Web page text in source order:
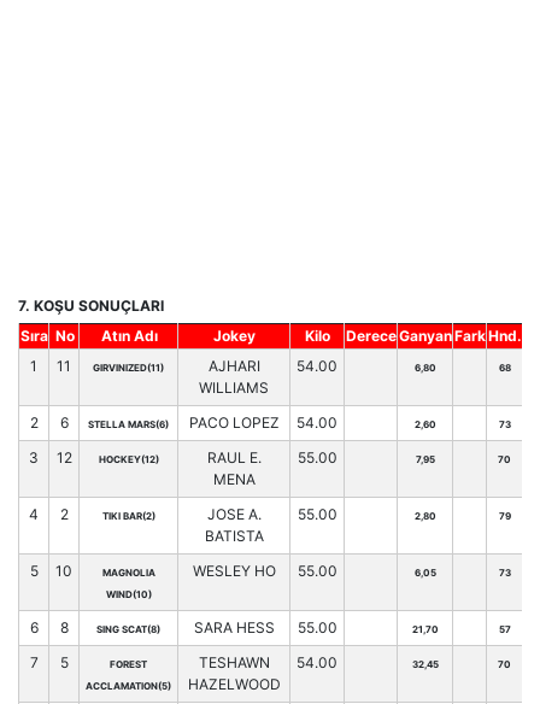
7. KOŞU SONUÇLARI
Sıra No Atın Adı Jokey Kilo DereceGanyanFarkHnd.
1
11 GIRVINIZED(11)
AJHARI
WILLIAMS
54.00 6,80 68
2 6 STELLA MARS(6) PACO LOPEZ 54.00 2,60 73
3 12 HOCKEY(12)
RAUL E.
MENA
55.00 7,95 70
4 2 TIKI BAR(2)
JOSE A.
BATISTA
55.00 2,80 79
5 10
MAGNOLIA
WIND(10)
WESLEY HO 55.00 6,05 73
6 8 SING SCAT(8) SARA HESS 55.00 21,70 57
7 5
FOREST
ACCLAMATION(5)
TESHAWN
HAZELWOOD
54.00 32,45 70